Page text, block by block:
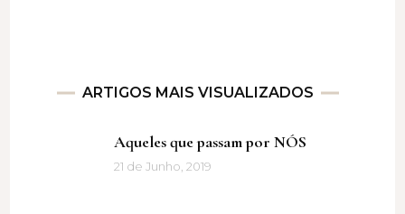
ARTIGOS MAIS VISUALIZADOS
Aqueles que passam por NÓS
21 de Junho, 2019